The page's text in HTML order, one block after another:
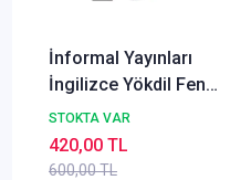
İnformal Yayınları
İngilizce Yökdil Fen
Bilimleri Tıpkı Basım
12 li Deneme
STOKTA VAR
600,00 TL
420,00 TL